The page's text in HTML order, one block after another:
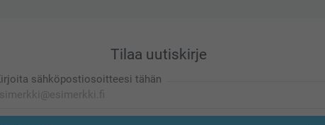
Tilaa uutiskirje
sähköpostiosoitteesi tähän